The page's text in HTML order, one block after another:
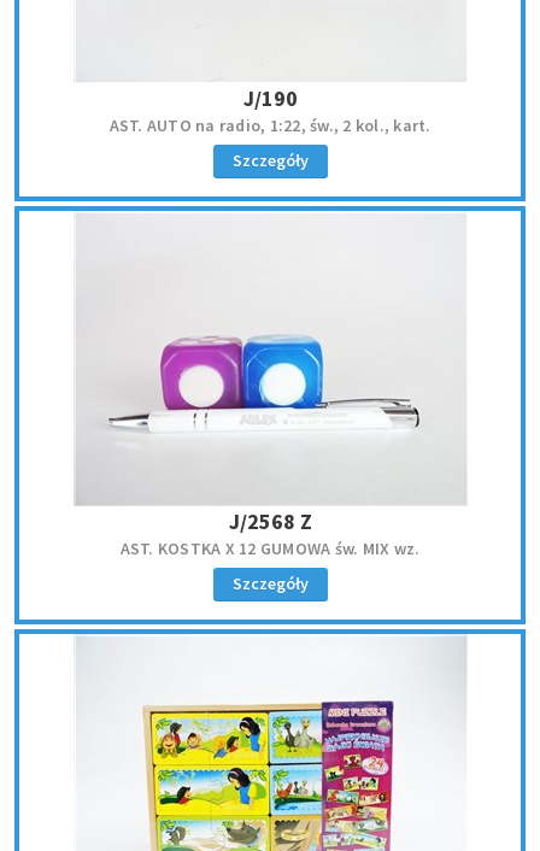
J/190
AST. AUTO na radio, 1:22, św., 2 kol., kart.
Szczegóły
J/2568 Z
AST. KOSTKA X 12 GUMOWA św. MIX wz.
Szczegóły